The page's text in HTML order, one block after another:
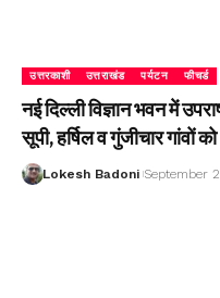
उत्तरकाशी उत्तराखंड पर्यटन फीचर्ड
नई दिल्ली विज्ञान भवन में
सूपी, हर्षिल व गुंजीचार
Lokesh Badoni September